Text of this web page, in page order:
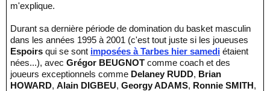
m'explique.
Durant sa dernière période de domination du basket masculin
dans les années 1995 à 2001 (c'est tout juste si les joueuses
Espoirs qui se sont imposées à Tarbes hier samedi étaient
nées...), avec Grégor BEUGNOT comme coach et des
joueurs exceptionnels comme Delaney RUDD, Brian
HOWARD, Alain DIGBEU, Georgy ADAMS, Ronnie SMITH,